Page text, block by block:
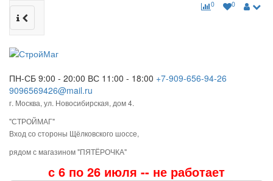
0 0
ПН-СБ 9:00 - 20:00 ВС 11:00 - 18:00 +7-909-656-94-26
9096569426@mail.ru
г. Москва, ул. Новосибирская, дом 4.
"СТРОЙМАГ"
Вход со стороны Щёлковского шоссе,
рядом с магазином "ПЯТЁРОЧКА"
с 6 по 26 июля -- не работает